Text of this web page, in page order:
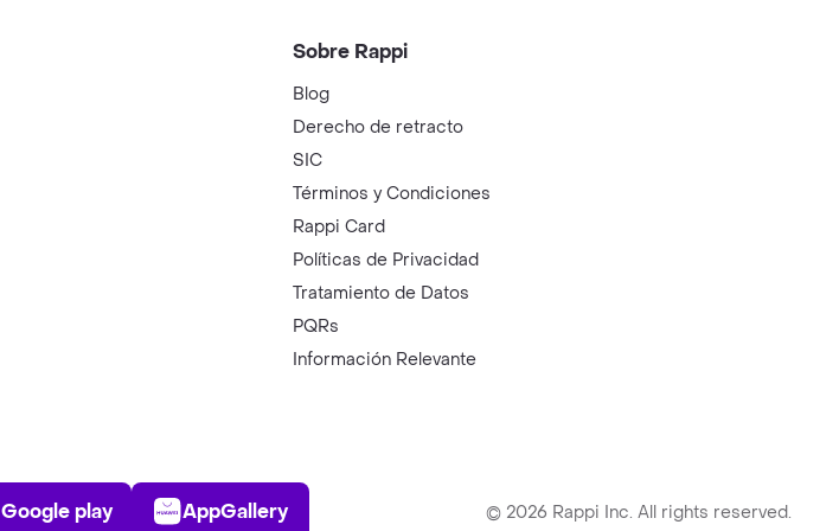
Sobre Rappi
Blog
Derecho de retracto
SIC
Términos y Condiciones
Rappi Card
Políticas de Privacidad
Tratamiento de Datos
PQRs
Información Relevante
Play Store
Google play
AppGallery
AppGallery © 2026 Rappi Inc. All rights reserved.